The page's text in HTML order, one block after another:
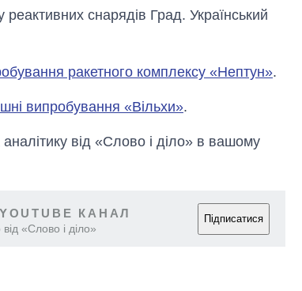
снарядів Град. Український
ракетного комплексу «Нептун».
випробування «Вільхи».
від «Слово і діло» в вашому
КАНАЛ
«Слово і діло»
Підписатися
змінилася кількість
аспірантуру